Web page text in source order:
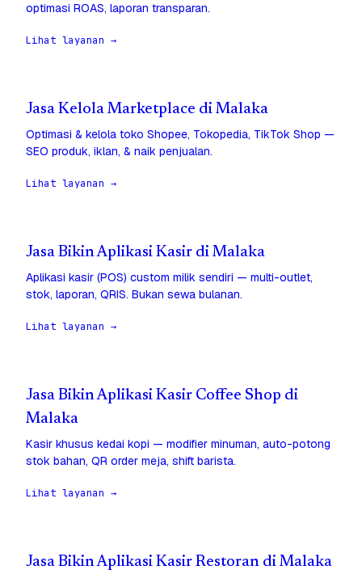
optimasi ROAS, laporan transparan.
Lihat layanan →
Jasa Kelola Marketplace di Malaka
Optimasi & kelola toko Shopee, Tokopedia, TikTok Shop —
SEO produk, iklan, & naik penjualan.
Lihat layanan →
Jasa Bikin Aplikasi Kasir di Malaka
Aplikasi kasir (POS) custom milik sendiri — multi-outlet,
stok, laporan, QRIS. Bukan sewa bulanan.
Lihat layanan →
Jasa Bikin Aplikasi Kasir Coffee Shop di
Malaka
Kasir khusus kedai kopi — modifier minuman, auto-potong
stok bahan, QR order meja, shift barista.
Lihat layanan →
Jasa Bikin Aplikasi Kasir Restoran di Malaka